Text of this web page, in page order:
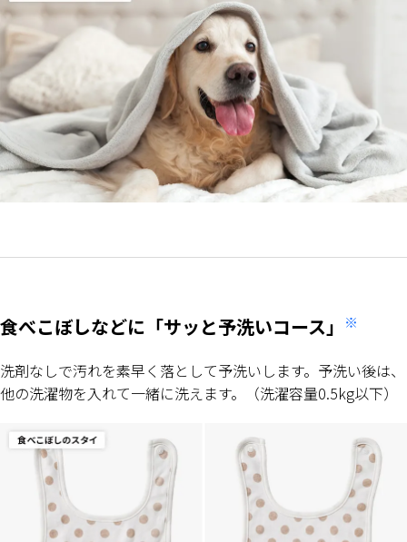
食べこぼしなどに「サッと予洗いコース」 ※
洗剤なしで汚れを素早く落として予洗いします。予洗い後は、
他の洗濯物を入れて一緒に洗えます。（洗濯容量0.5kg以下）